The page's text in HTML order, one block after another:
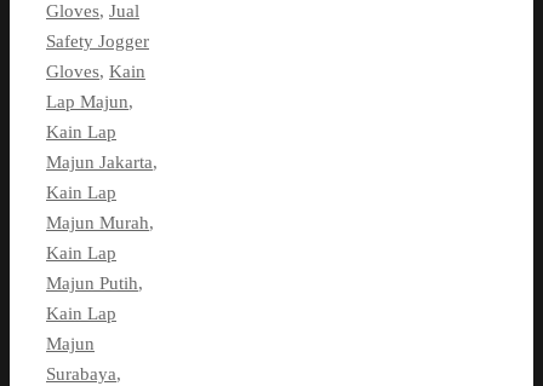
Gloves, Jual
Safety Jogger
Gloves, Kain
Lap Majun,
Kain Lap
Majun Jakarta,
Kain Lap
Majun Murah,
Kain Lap
Majun Putih,
Kain Lap
Majun
Surabaya,